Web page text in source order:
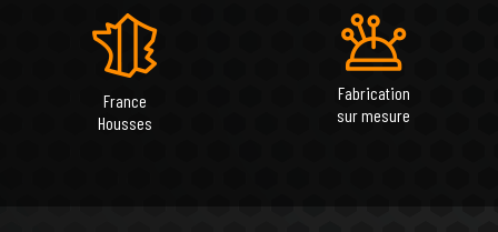
France
Housses
Fabrication
sur mesure